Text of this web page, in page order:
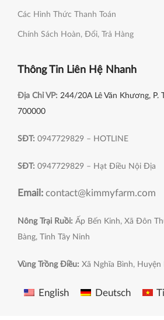
Các Hình Thức Thanh Toán
Chính Sách Hoàn, Đổi, Trả Hàng
Thông Tin Liên Hệ Nhanh
Địa Chỉ VP: 244/20A Lê Văn Khương, P.
700000
SĐT: 0947729829 – HOTLINE
SĐT: 0947729829 – Hạt Điều Nội Địa
Email: contact@kimmyfarm.com
Nông Trại Ruồi: Ấp Bến Kinh, Xã Đôn
Bàng, Tỉnh Tây Ninh
Vùng Trồng Điều: Xã Nghĩa Bình,
English Deutsch